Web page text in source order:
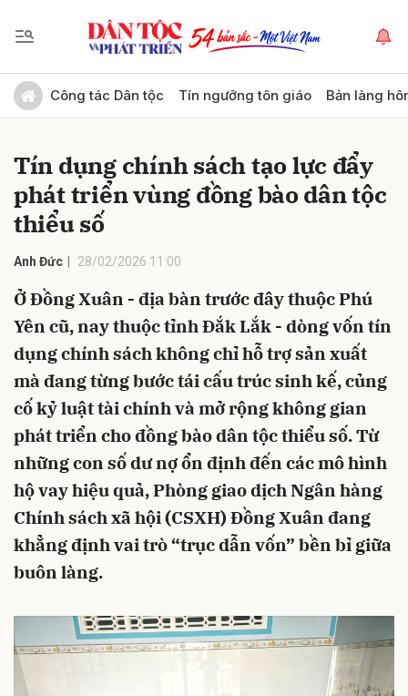
Công tác Dân tộc Tín ngưỡng tôn giáo Bản làng
Tín dụng chính sách tạo lực đẩy
phát triển vùng đồng bào dân tộc
thiểu số
Anh Đức 28/02/2026 11:00
Ở Đồng Xuân - địa bàn trước đây thuộc Phú
Yên cũ, nay thuộc tỉnh Đắk Lắk - dòng vốn tín
dụng chính sách không chỉ hỗ trợ sản xuất
mà đang từng bước tái cấu trúc sinh kế, củng
cố kỷ luật tài chính và mở rộng không gian
phát triển cho đồng bào dân tộc thiểu số. Từ
những con số dư nợ ổn định đến các mô hình
hộ vay hiệu quả, Phòng giao dịch Ngân hàng
Chính sách xã hội (CSXH) Đồng Xuân đang
khẳng định vai trò “trục dẫn vốn” bền bỉ giữa
buôn làng.
Gửi bình luận